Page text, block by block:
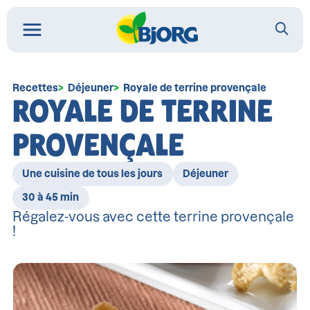
Recettes Déjeuner Royale de terrine provençale
ROYALE DE TERRINE
PROVENÇALE
Une cuisine de tous les jours Déjeuner
30 à 45 min
Régalez-vous avec cette terrine provençale
!